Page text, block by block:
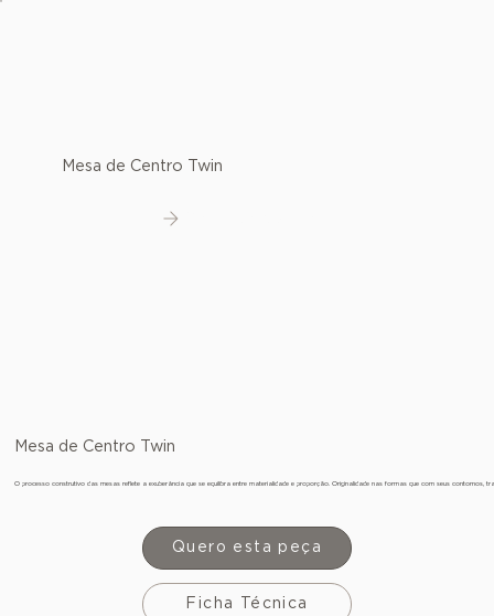
Mesa de Centro Twin
Mesa de Centro Twin
O processo construtivo das mesas reflete a exuberância que se equilibra entre materialidade e proporção. Originalidade nas formas que com seus contornos,
Quero esta peça
Ficha Técnica